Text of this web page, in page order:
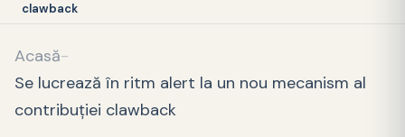
clawback
Acasă-
Se lucrează în ritm alert la un nou mecanism al
contribuției clawback